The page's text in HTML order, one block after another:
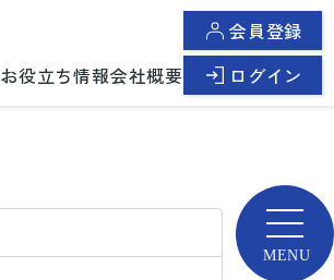
お役立ち情報会社概要
会員登録
ログイン